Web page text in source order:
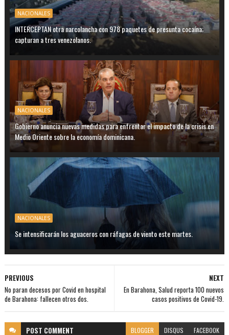
NACIONALES
INTERCEPTAN otra narcolancha con 978 paquetes de presunta cocaína;
capturan a tres venezolanos.
NACIONALES
Gobierno anuncia nuevas medidas para enfrentar el impacto de la crisis en
Medio Oriente sobre la economía dominicana.
NACIONALES
Se intensificarán los aguaceros con ráfagas de viento este martes.
NEXT
En Barahona, Salud reporta 100 nuevos
casos positivos de Covid-19.
PREVIOUS
No paran decesos por Covid en hospital
de Barahona: fallecen otros dos.
POST COMMENT BLOGGER DISQUS FACEBOOK